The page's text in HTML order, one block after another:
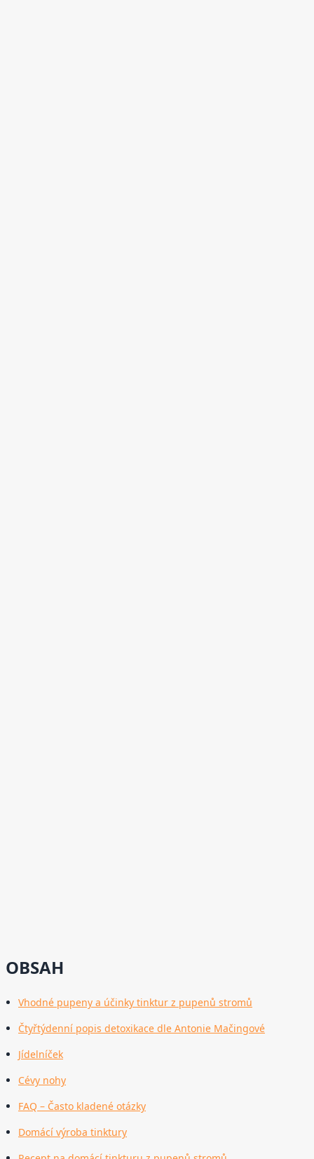
OBSAH
Vhodné pupeny a účinky tinktur z pupenů stromů
Čtyřtýdenní popis detoxikace dle Antonie Mačingové
Jídelníček
Cévy nohy
FAQ – Často kladené otázky
Domácí výroba tinktury